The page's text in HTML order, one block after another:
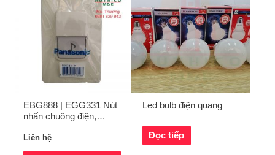
EBG888 | EGG331 Nút
nhấn chuông điện,
Liên hệ
Led bulb điện quang
Đọc tiếp